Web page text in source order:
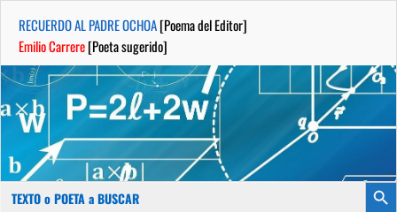
RECUERDO AL PADRE OCHOA[Poema del Editor]
Emilio Carrere[Poeta sugerido]
Buscar: